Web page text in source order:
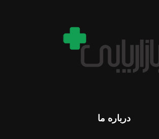
درباره ما